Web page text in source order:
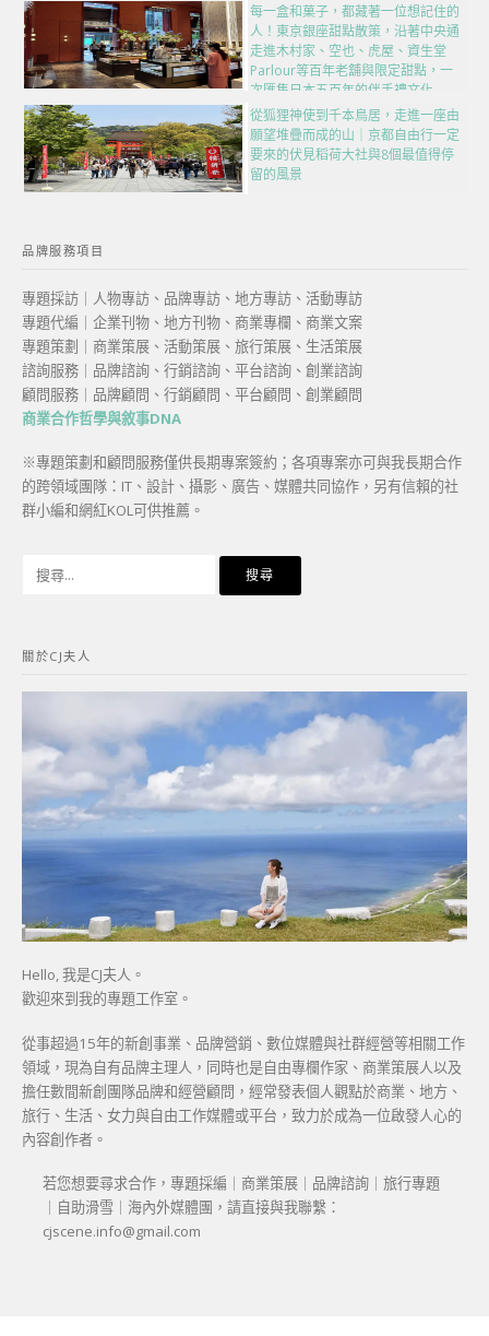
每一盒和菓子，都藏著一位想記住的
人！東京銀座甜點散策，沿著中央通
走進木村家、空也、虎屋、資生堂
Parlour等百年老舖與限定甜點，一
次匯集日本五百年的伴手禮文化
從狐狸神使到千本鳥居，走進一座由
願望堆疊而成的山｜京都自由行一定
要來的伏見稻荷大社與8個最值得停
留的風景
品牌服務項目
專題採訪｜人物專訪、品牌專訪、地方專訪、活動專訪
專題代編｜企業刊物、地方刊物、商業專欄、商業文案
專題策劃｜商業策展、活動策展、旅行策展、生活策展
諮詢服務｜品牌諮詢、行銷諮詢、平台諮詢、創業諮詢
顧問服務｜品牌顧問、行銷顧問、平台顧問、創業顧問
商業合作哲學與敘事DNA
※專題策劃和顧問服務僅供長期專案簽約；各項專案亦可與我長期合作
的跨領域團隊：IT、設計、攝影、廣告、媒體共同協作，另有信賴的社
群小編和網紅KOL可供推薦。
字:
關於CJ夫人
Hello, 我是CJ夫人。
歡迎來到我的專題工作室。
從事超過15年的新創事業、品牌營銷、數位媒體與社群經營等相關工作
領域，現為自有品牌主理人，同時也是自由專欄作家、商業策展人以及
擔任數間新創團隊品牌和經營顧問，經常發表個人觀點於商業、地方、
旅行、生活、女力與自由工作媒體或平台，致力於成為一位啟發人心的
內容創作者。
若您想要尋求合作，專題採編｜商業策展｜品牌諮詢｜旅行專題
｜自助滑雪｜海內外媒體團，請直接與我聯繫：
cjscene.info@gmail.com